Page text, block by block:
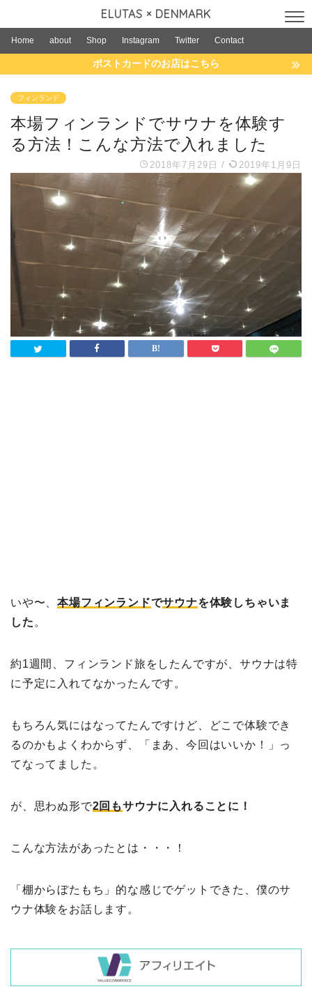
ELUTAS × DENMARK
Home about Shop Instagram Twitter Contact
ポストカードのお店はこちら
フィンランド
本場フィンランドでサウナを体験す
る方法！こんな方法で入れました
2018年7月29日 / 2019年1月9日
いや〜、本場フィンランドでサウナを体験しちゃいま
した 。
約1週間、フィンランド旅をしたんですが、サウナは特
に予定に入れてなかったんです。
もちろん気にはなってたんですけど、どこで体験でき
るのかもよくわからず、「まあ、今回はいいか！」っ
てなってました。
が、思わぬ形で2回もサウナに入れることに！
こんな方法があったとは・・・！
「棚からぼたもち」的な感じでゲットできた、僕のサ
ウナ体験をお話します。